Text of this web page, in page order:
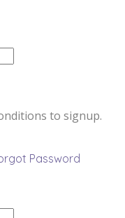
to signup.
Password